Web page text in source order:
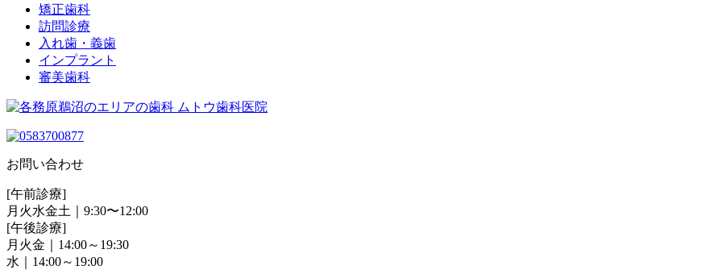
矯正歯科
訪問診療
入れ歯・義歯
インプラント
審美歯科
お問い合わせ
[午前診療]
月火水金土｜9:30〜12:00
[午後診療]
月火金｜14:00～19:30
水｜14:00～19:00